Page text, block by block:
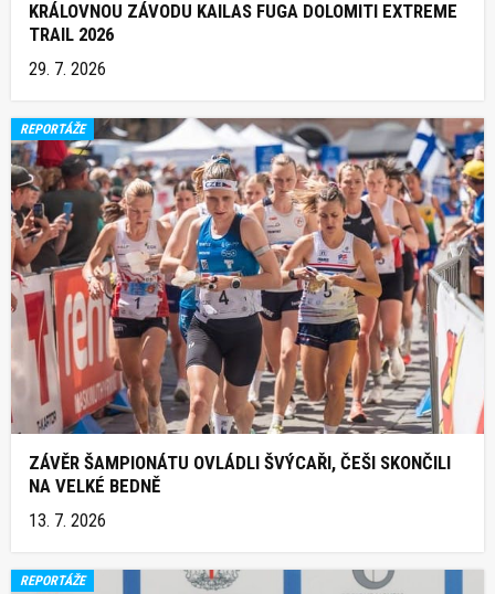
KRÁLOVNOU ZÁVODU KAILAS FUGA DOLOMITI EXTREME
TRAIL 2026
29. 7. 2026
REPORTÁŽE
ZÁVĚR ŠAMPIONÁTU OVLÁDLI ŠVÝCAŘI, ČEŠI SKONČILI
NA VELKÉ BEDNĚ
13. 7. 2026
REPORTÁŽE